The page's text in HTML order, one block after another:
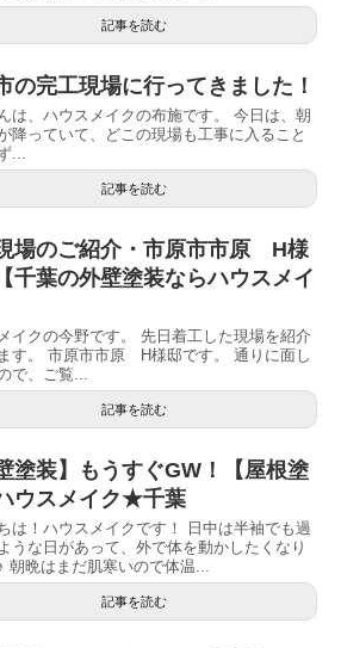
記事を読む
の完工現場に行ってきました！
は、ハウスメイクの布施です。 今日は、朝
降っていて、どこの現場も工事に入ること
...
記事を読む
場のご紹介・市原市市原 H様
葉の外壁塗装ならハウスメイ
イクの今野です。 先日着工した現場を紹介
す。 市原市市原 H様邸です。 通りに面し
で、ご覧...
記事を読む
塗装】もうすぐGW！【屋根塗
ウスメイク★千葉
は！ハウスメイクです！ 日中は半袖でも過
うな日があって、外で体を動かしたくなり
朝晩はまだ肌寒いので体温...
記事を読む